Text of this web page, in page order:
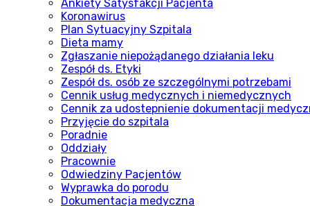
Ankiety Satysfakcji Pacjenta
Koronawirus
Plan Sytuacyjny Szpitala
Dieta mamy
Zgłaszanie niepożądanego działania leku
Zespół ds. Etyki
Zespół ds. osób ze szczególnymi potrzebami
Cennik usług medycznych i niemedycznych
Cennik za udostepnienie dokumentacji
Przyjęcie do szpitala
Poradnie
Oddziały
Pracownie
Odwiedziny Pacjentów
Wyprawka do porodu
Dokumentacja medyczna